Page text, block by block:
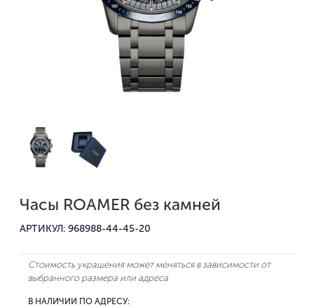
Часы ROAMER без камней
АРТИКУЛ: 968988-44-45-20
Стоимость украшения может меняться в зависимости от
выбранного размера или адреса
В НАЛИЧИИ ПО АДРЕСУ: